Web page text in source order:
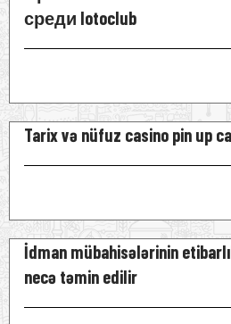
среди lotoclub
Tarix və nüfuz casino pin up
İdman mübahisələrinin
necə təmin edilir